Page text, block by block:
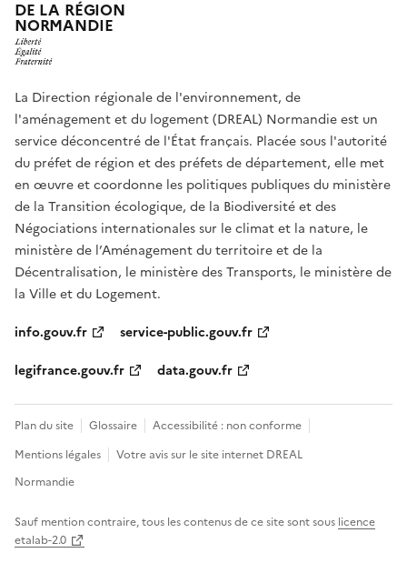
DE LA RÉGION
NORMANDIE
La Direction régionale de l'environnement, de
l'aménagement et du logement (DREAL) Normandie est un
service déconcentré de l'État français. Placée sous l'autorité
du préfet de région et des préfets de département, elle met
en œuvre et coordonne les politiques publiques du ministère
de la Transition écologique, de la Biodiversité et des
Négociations internationales sur le climat et la nature, le
ministère de l’Aménagement du territoire et de la
Décentralisation, le ministère des Transports, le ministère de
la Ville et du Logement.
info.gouv.fr
service-public.gouv.fr
legifrance.gouv.fr
data.gouv.fr
Plan du site Glossaire
Accessibilité : non conforme
Mentions légales
Votre avis sur le site internet DREAL
Normandie
Sauf mention contraire, tous les contenus de ce site sont sous licence
etalab-2.0